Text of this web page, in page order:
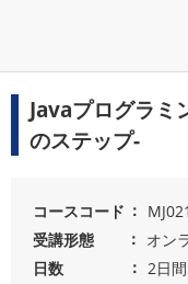
Javaプログラミ
のステップ-
コースコード
MJ021
受講形態
オン
日数
2日間